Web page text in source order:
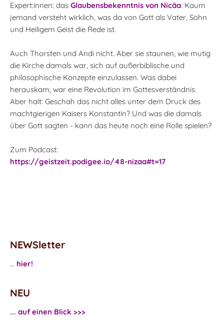
Expert:innen: das Glaubensbekenntnis von Nicäa. Kaum
jemand versteht wirklich, was da von Gott als Vater, Sohn
und Heiligem Geist die Rede ist.
Auch Thorsten und Andi nicht. Aber sie staunen, wie mutig
die Kirche damals war, sich auf außerbiblische und
philosophische Konzepte einzulassen. Was dabei
herauskam, war eine Revolution im Gottesverständnis.
Aber halt: Geschah das nicht alles unter dem Druck des
machtgierigen Kaisers Konstantin? Und was die damals
über Gott sagten - kann das heute noch eine Rolle spielen?
Zum Podcast:
https://geistzeit.podigee.io/48-nizaa#t=17
NEWSletter
... hier!
NEU
... auf einen Blick >>>